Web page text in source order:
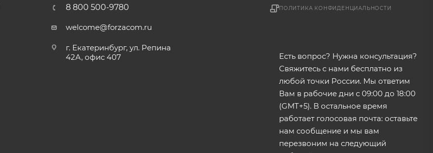
8 800 500-9780
welcome@forzacom.ru
г. Екатеринбург, ул. Репина
42А, офис 407
ПОЛИТИКА КОНФИДЕНЦИАЛЬНОСТИ
Есть вопрос? Нужна консультация?
Свяжитесь с нами бесплатно из
любой точки России. Мы ответим
Вам в рабочие дни с 09:00 до 18:00
(GMT+5). В остальное время
работает голосовая почта: оставьте
нам сообщение и мы вам
перезвоним на следующий